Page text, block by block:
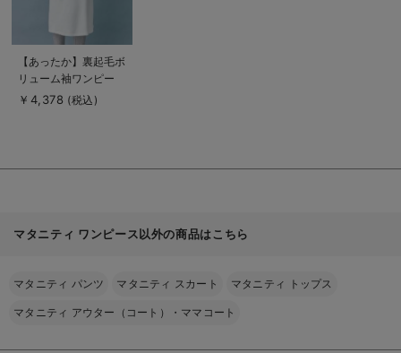
商
品
詳
細
を
【あったか】裏起毛ボ
リューム袖ワンピー
ス マタニティ・授乳
￥4,378 (税込)
マタニティ ワンピース以外の商品はこちら
マタニティ パンツ マタニティ スカート マタニティ トップス
マタニティ アウター（コート）・ママコート